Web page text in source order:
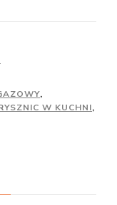
,
W KUCHNI,